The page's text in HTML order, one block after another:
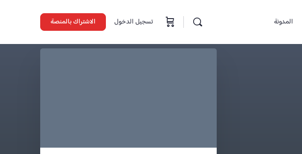
المدونة تسجيل الدخول الاشتراك بالمنصة